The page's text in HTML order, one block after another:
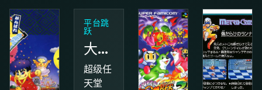
平台跳
跃
大金刚国度2
超级任
天堂